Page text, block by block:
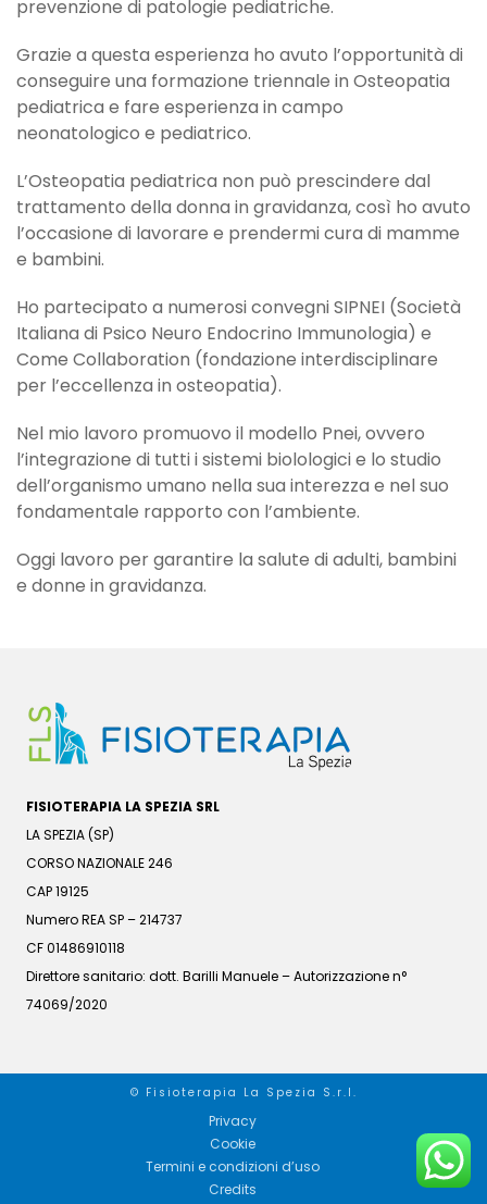
prevenzione di patologie pediatriche.
Grazie a questa esperienza ho avuto l’opportunità di
conseguire una formazione triennale in Osteopatia
pediatrica e fare esperienza in campo
neonatologico e pediatrico.
L’Osteopatia pediatrica non può prescindere dal
trattamento della donna in gravidanza, così ho avuto
l’occasione di lavorare e prendermi cura di mamme
e bambini.
Ho partecipato a numerosi convegni SIPNEI (Società
Italiana di Psico Neuro Endocrino Immunologia) e
Come Collaboration (fondazione interdisciplinare
per l’eccellenza in osteopatia).
Nel mio lavoro promuovo il modello Pnei, ovvero
l’integrazione di tutti i sistemi biolologici e lo studio
dell’organismo umano nella sua interezza e nel suo
fondamentale rapporto con l’ambiente.
Oggi lavoro per garantire la salute di adulti, bambini
e donne in gravidanza.
FISIOTERAPIA LA SPEZIA SRL
LA SPEZIA (SP)
CORSO NAZIONALE 246
CAP 19125
Numero REA SP – 214737
CF 01486910118
Direttore sanitario: dott. Barilli Manuele – Autorizzazione n°
74069/2020
© Fisioterapia La Spezia S.r.l.
Privacy
Cookie
Termini e condizioni d’uso
Credits